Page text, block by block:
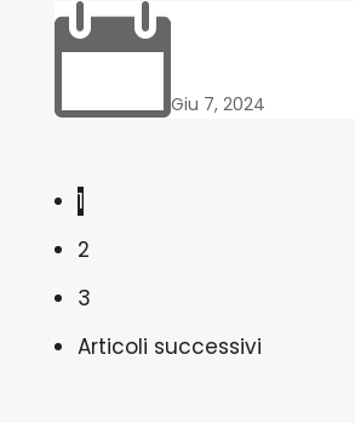
Giu 7, 2024
1
2
3
Articoli successivi